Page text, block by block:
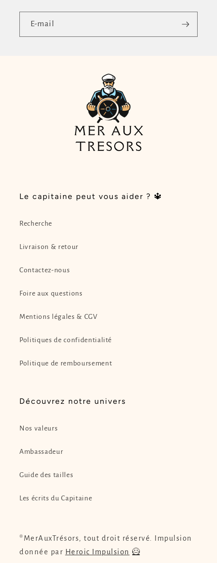
E-mail
Le capitaine peut vous aider ? 🔱
Recherche
Livraison & retour
Contactez-nous
Foire aux questions
Mentions légales & CGV
Politiques de confidentialité
Politique de remboursement
Découvrez notre univers
Nos valeurs
Ambassadeur
Guide des tailles
Les écrits du Capitaine
®MerAuxTrésors, tout droit réservé. Impulsion
donnée par Heroic Impulsion 🦸